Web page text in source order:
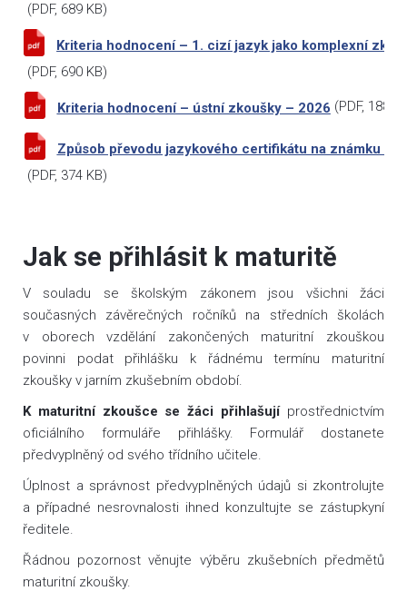
(PDF, 689 KB)
Kriteria hodnocení – 1. cizí jazyk jako komplexní
(PDF, 690 KB)
Kriteria hodnocení – ústní zkoušky – 2026 (PDF, 188
Způsob převodu jazykového certifikátu na známku –
(PDF, 374 KB)
Jak se přihlásit k maturitě
V souladu se školským zákonem jsou všichni žáci
současných závěrečných ročníků na středních školách
v oborech vzdělání zakončených maturitní zkouškou
povinni podat přihlášku k řádnému termínu maturitní
zkoušky v jarním zkušebním období.
K maturitní zkoušce se žáci přihlašujíprostřednictvím
oficiálního formuláře přihlášky. Formulář dostanete
předvyplněný od svého třídního učitele.
Úplnost a správnost předvyplněných údajů si zkontrolujte
a případné nesrovnalosti ihned konzultujte se zástupkyní
ředitele.
Řádnou pozornost věnujte výběru zkušebních předmětů
maturitní zkoušky.